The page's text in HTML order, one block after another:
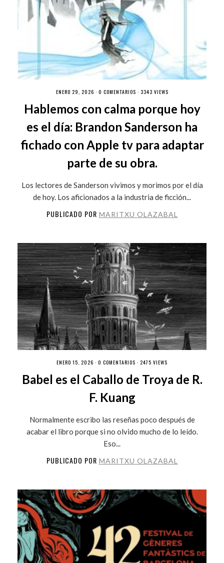
ENERO 29, 2026 · 0 COMENTARIOS · 3343 VIEWS
Hablemos con calma porque hoy
es el día: Brandon Sanderson ha
fichado con Apple tv para adaptar
parte de su obra.
Los lectores de Sanderson vivimos y morimos por el día
de hoy. Los aficionados a la industria de ficción...
PUBLICADO POR MARITXU OLAZABAL
ENERO 15, 2026 · 0 COMENTARIOS · 2475 VIEWS
Babel es el Caballo de Troya de R.
F. Kuang
Normalmente escribo las reseñas poco después de
acabar el libro porque si no olvido mucho de lo leído.
Eso...
PUBLICADO POR MARITXU OLAZABAL